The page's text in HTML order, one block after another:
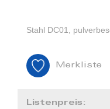
Stahl DC01,
Merkliste
Listenpreis: